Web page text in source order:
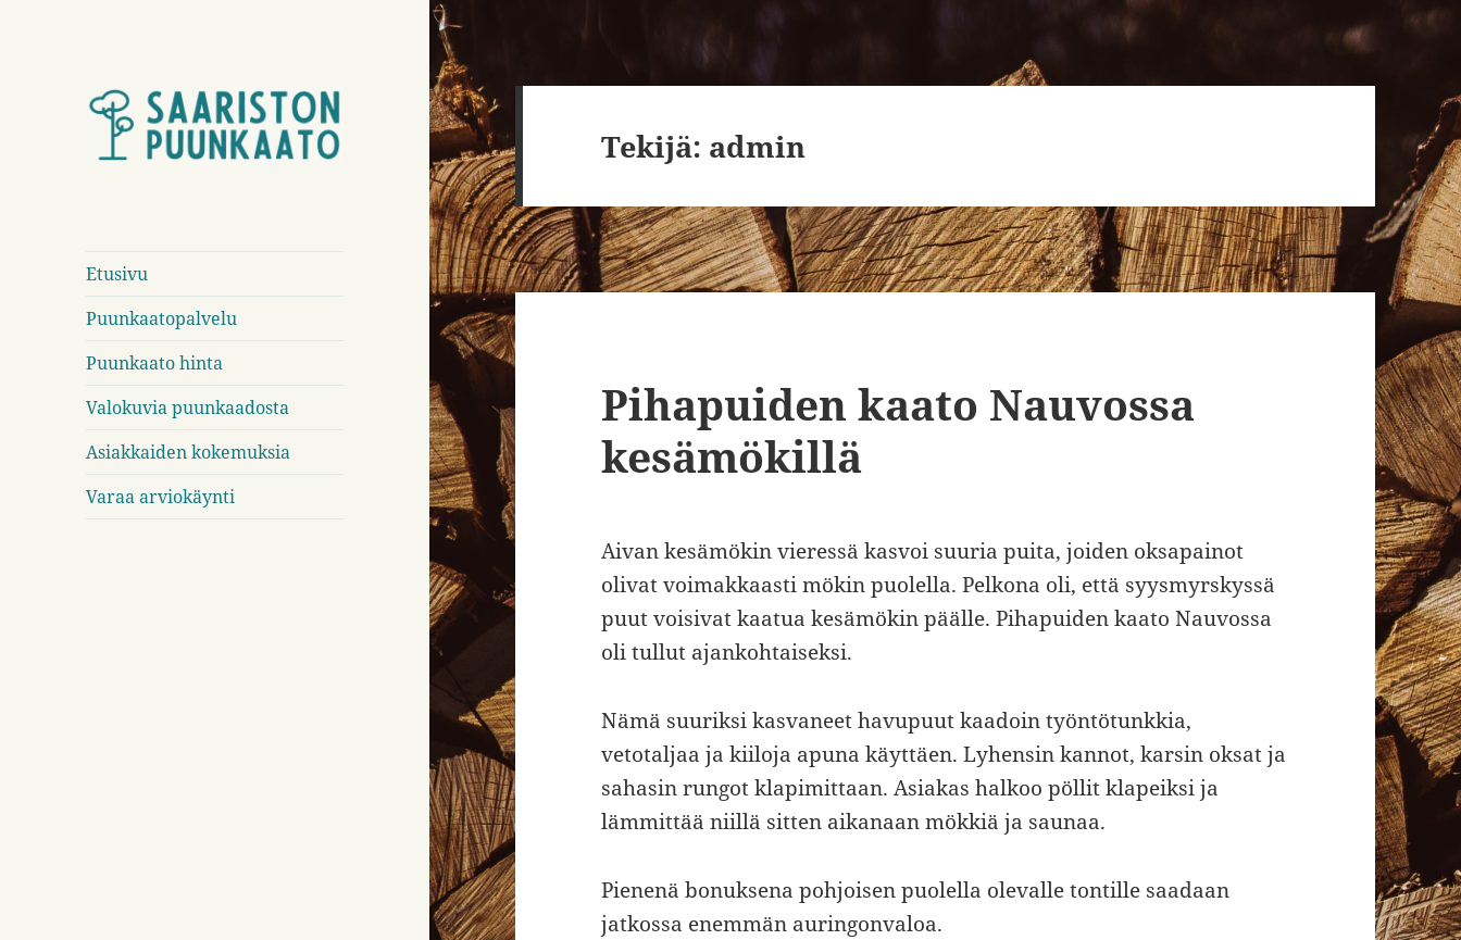
Etusivu
Puunkaatopalvelu
Puunkaato hinta
Valokuvia puunkaadosta
Asiakkaiden kokemuksia
Varaa arviokäynti
Tekijä: admin
Pihapuiden kaato Nauvossa
kesämökillä
Aivan kesämökin vieressä kasvoi suuria puita, joiden oksapainot
olivat voimakkaasti mökin puolella. Pelkona oli, että syysmyrskyssä
puut voisivat kaatua kesämökin päälle. Pihapuiden kaato Nauvossa
oli tullut ajankohtaiseksi.
Nämä suuriksi kasvaneet havupuut kaadoin työntötunkkia,
vetotaljaa ja kiiloja apuna käyttäen. Lyhensin kannot, karsin oksat ja
sahasin rungot klapimittaan. Asiakas halkoo pöllit klapeiksi ja
lämmittää niillä sitten aikanaan mökkiä ja saunaa.
Pienenä bonuksena pohjoisen puolella olevalle tontille saadaan
jatkossa enemmän auringonvaloa.